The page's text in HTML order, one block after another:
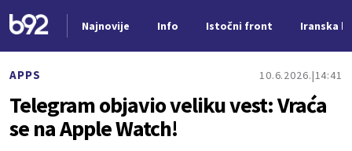
Najnovije Info Istočni front Iranska
APPS 10.6.2026. 14:41
Telegram objavio veliku vest: Vraća
se na Apple Watch!